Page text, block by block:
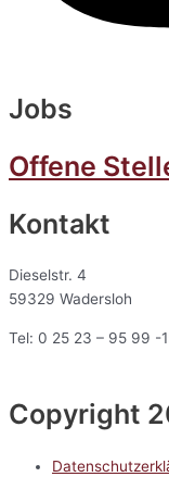
Jobs
Offene
Kontakt
Dieselstr. 4
59329 Wadersloh
Tel: 0 25 23 – 95 99 -
Copyright